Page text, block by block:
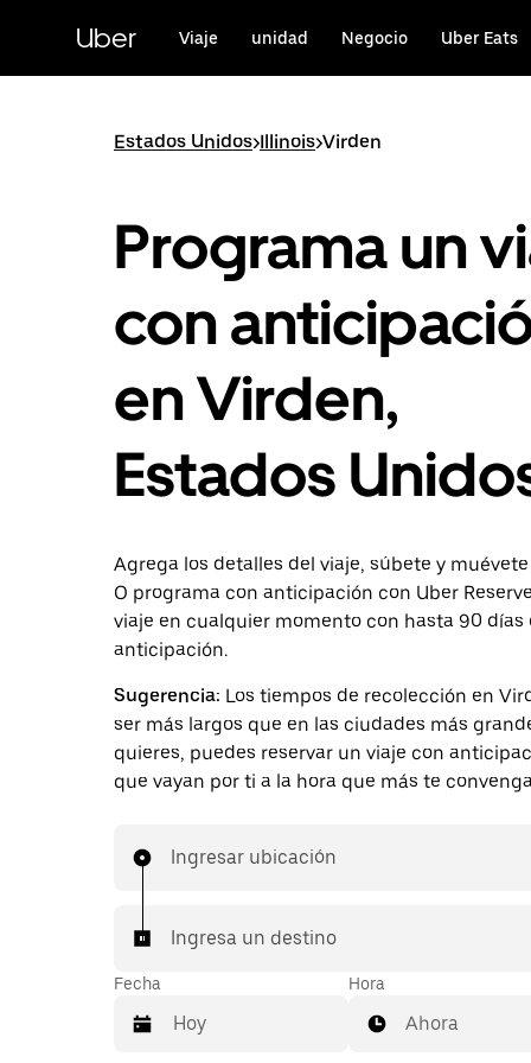
contenido
principal
Uber Viaje unidad Negocio Uber Eats
Estados Unidos>Illinois>Virden
Programa un
con
en Virden,
Estados
Agrega los detalles del viaje, súbete y
O programa con anticipación con Uber
viaje en cualquier momento con hasta 90 días
anticipación.
Sugerencia: Los tiempos de recolección en
ser más largos que en las ciudades más
quieres, puedes reservar un viaje con
que vayan por ti a la hora que más te
Ingresar ubicación
Ingresa un destino
Fecha Hora
Ahora